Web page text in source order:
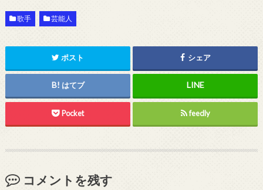
歌手 芸能人
ポスト シェア
はてブ
Pocket feedly
コメントを残す